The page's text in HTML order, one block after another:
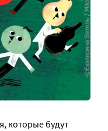
которые будут